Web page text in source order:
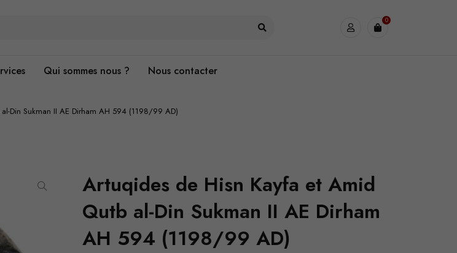
0
Qui sommes nous ? Nous contacter
Din Sukman II AE Dirham AH 594 (1198/99 AD)
Artuqides de Hisn Kayfa et Amid
Qutb al-Din Sukman II AE Dirham
AH 594 (1198/99 AD)